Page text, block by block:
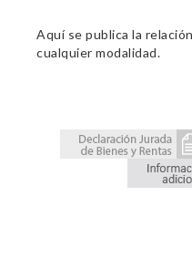
Aquí se publica la
cualquier modalidad.